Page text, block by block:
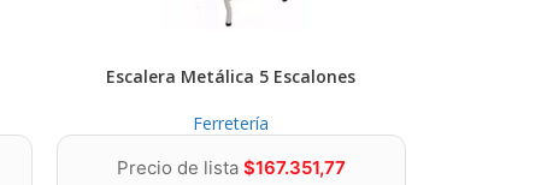
Escalera Metálica 5 Escalones
Ferretería
Precio de lista $167.351,77